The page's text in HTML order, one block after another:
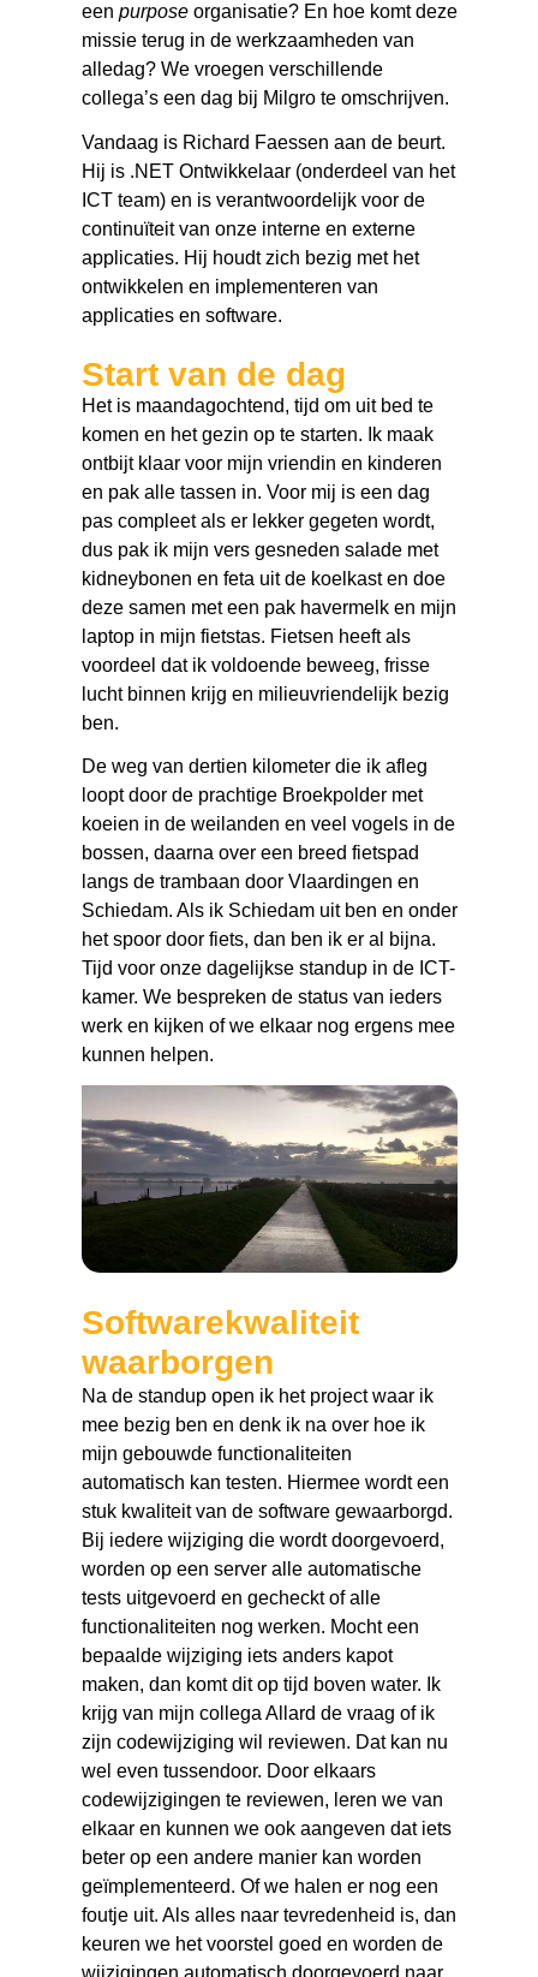
een purposeorganisatie? En hoe komt deze
missie terug in de werkzaamheden van
alledag? We vroegen verschillende
collega’s een dag bij Milgro te omschrijven.
Vandaag is Richard Faessen aan de beurt.
Hij is .NET Ontwikkelaar (onderdeel van het
ICT team) en is verantwoordelijk voor de
continuïteit van onze interne en externe
applicaties. Hij houdt zich bezig met het
ontwikkelen en implementeren van
applicaties en software.
Start van de dag
Het is maandagochtend, tijd om uit bed te
komen en het gezin op te starten. Ik maak
ontbijt klaar voor mijn vriendin en kinderen
en pak alle tassen in. Voor mij is een dag
pas compleet als er lekker gegeten wordt,
dus pak ik mijn vers gesneden salade met
kidneybonen en feta uit de koelkast en doe
deze samen met een pak havermelk en mijn
laptop in mijn fietstas. Fietsen heeft als
voordeel dat ik voldoende beweeg, frisse
lucht binnen krijg en milieuvriendelijk bezig
ben.
De weg van dertien kilometer die ik afleg
loopt door de prachtige Broekpolder met
koeien in de weilanden en veel vogels in de
bossen, daarna over een breed fietspad
langs de trambaan door Vlaardingen en
Schiedam. Als ik Schiedam uit ben en onder
het spoor door fiets, dan ben ik er al bijna.
Tijd voor onze dagelijkse standup in de ICT-
kamer. We bespreken de status van ieders
werk en kijken of we elkaar nog ergens mee
kunnen helpen.
Softwarekwaliteit
waarborgen
Na de standup open ik het project waar ik
mee bezig ben en denk ik na over hoe ik
mijn gebouwde functionaliteiten
automatisch kan testen. Hiermee wordt een
stuk kwaliteit van de software gewaarborgd.
Bij iedere wijziging die wordt doorgevoerd,
worden op een server alle automatische
tests uitgevoerd en gecheckt of alle
functionaliteiten nog werken. Mocht een
bepaalde wijziging iets anders kapot
maken, dan komt dit op tijd boven water. Ik
krijg van mijn collega Allard de vraag of ik
zijn codewijziging wil reviewen. Dat kan nu
wel even tussendoor. Door elkaars
codewijzigingen te reviewen, leren we van
elkaar en kunnen we ook aangeven dat iets
beter op een andere manier kan worden
geïmplementeerd. Of we halen er nog een
foutje uit. Als alles naar tevredenheid is, dan
keuren we het voorstel goed en worden de